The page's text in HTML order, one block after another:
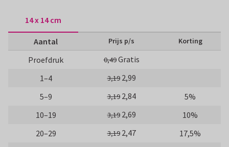
14 x 14 cm
Aantal Prijs p/s Korting
Proefdruk 0,49Gratis
1–4
3,19 2,99
5–9
3,19 2,84
5%
10–19
3,19 2,69
10%
20–29
3,19 2,47
17,5%